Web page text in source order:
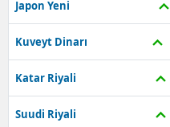
Japon Yeni
Kuveyt Dinarı
Katar Riyali
Suudi Riyali